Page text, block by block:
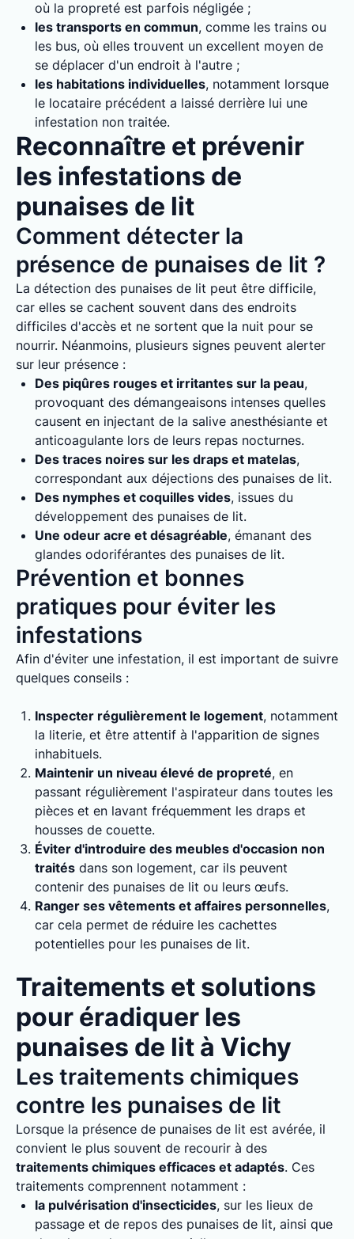
où la propreté est parfois négligée ;
les transports en commun, comme les trains ou
les bus, où elles trouvent un excellent moyen de
se déplacer d'un endroit à l'autre ;
les habitations individuelles, notamment lorsque
le locataire précédent a laissé derrière lui une
infestation non traitée.
Reconnaître et prévenir
les infestations de
punaises de lit
Comment détecter la
présence de punaises de lit ?
La détection des punaises de lit peut être difficile,
car elles se cachent souvent dans des endroits
difficiles d'accès et ne sortent que la nuit pour se
nourrir. Néanmoins, plusieurs signes peuvent alerter
sur leur présence :
Des piqûres rouges et irritantes sur la peau,
provoquant des démangeaisons intenses quelles
causent en injectant de la salive anesthésiante et
anticoagulante lors de leurs repas nocturnes.
Des traces noires sur les draps et matelas,
correspondant aux déjections des punaises de lit.
Des nymphes et coquilles vides, issues du
développement des punaises de lit.
Une odeur acre et désagréable, émanant des
glandes odoriférantes des punaises de lit.
Prévention et bonnes
pratiques pour éviter les
infestations
Afin d'éviter une infestation, il est important de suivre
quelques conseils :
Inspecter régulièrement le logement, notamment
la literie, et être attentif à l'apparition de signes
inhabituels.
Maintenir un niveau élevé de propreté, en
passant régulièrement l'aspirateur dans toutes les
pièces et en lavant fréquemment les draps et
housses de couette.
Éviter d'introduire des meubles d'occasion non
traités dans son logement, car ils peuvent
contenir des punaises de lit ou leurs œufs.
Ranger ses vêtements et affaires personnelles,
car cela permet de réduire les cachettes
potentielles pour les punaises de lit.
Traitements et solutions
pour éradiquer les
punaises de lit à Vichy
Les traitements chimiques
contre les punaises de lit
Lorsque la présence de punaises de lit est avérée, il
convient le plus souvent de recourir à des
traitements chimiques efficaces et adaptés. Ces
traitements comprennent notamment :
la pulvérisation d'insecticides, sur les lieux de
passage et de repos des punaises de lit, ainsi que